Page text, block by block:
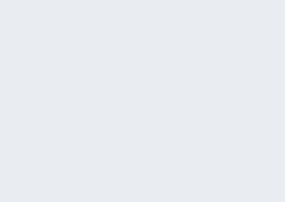
角の変更や、延長などの改造も不可とします。
用不可。）